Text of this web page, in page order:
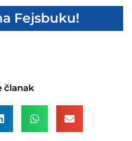
Fejsbuku!
članak